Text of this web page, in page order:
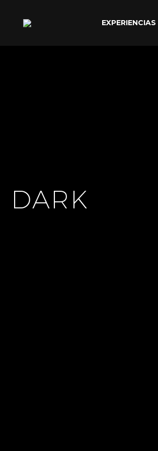
EXPERIENCIAS
DARK